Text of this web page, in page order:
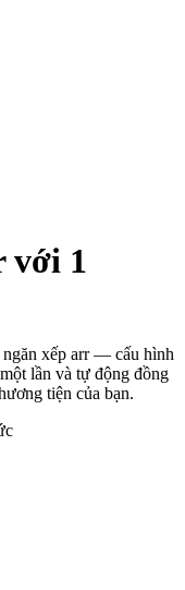
với 1
xếp arr — cấu hình
lần và tự động đồng
tiện của bạn.